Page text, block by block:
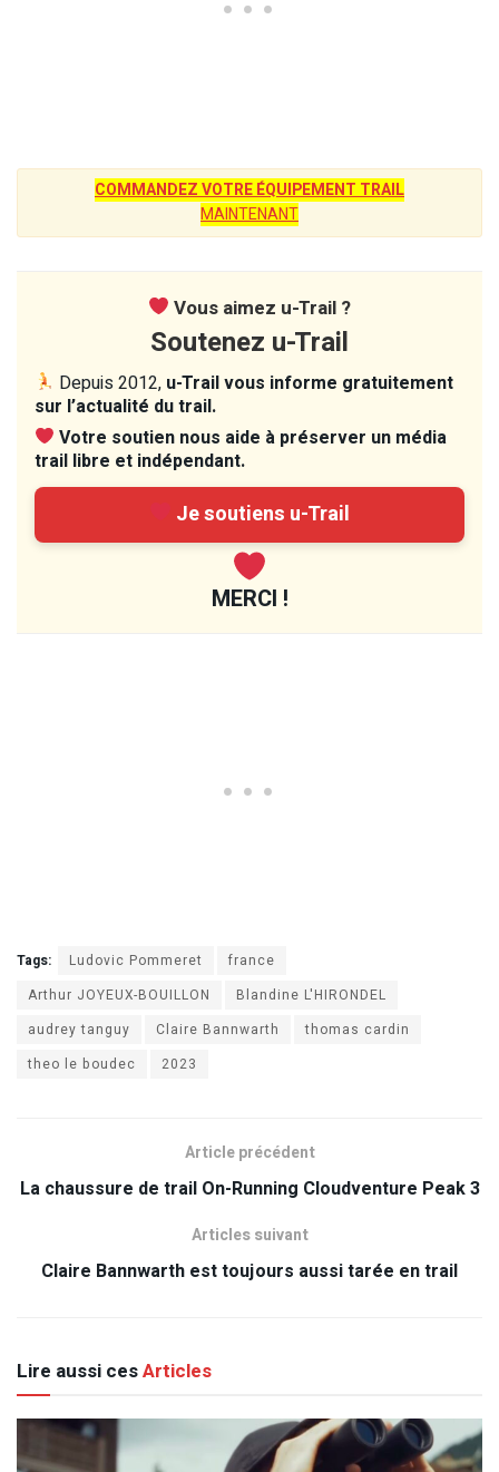
COMMANDEZ VOTRE ÉQUIPEMENT TRAIL
MAINTENANT
Vous aimez u-Trail ?
Soutenez u-Trail
Depuis 2012, u-Trail vous informe gratuitement
sur l’actualité du trail.
Votre soutien nous aide à préserver un média
trail libre et indépendant.
Je soutiens u-Trail
MERCI !
Tags: Ludovic Pommeret
france
Arthur JOYEUX-BOUILLON
Blandine L'HIRONDEL
audrey tanguy
Claire Bannwarth
thomas cardin
theo le boudec
2023
Article précédent
La chaussure de trail On-Running Cloudventure Peak 3
Articles suivant
Claire Bannwarth est toujours aussi tarée en trail
Lire aussi cesArticles